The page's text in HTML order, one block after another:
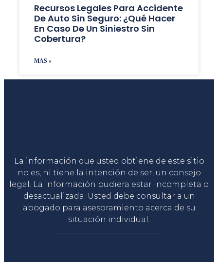
Recursos Legales Para Accidente
De Auto Sin Seguro: ¿Qué Hacer
En Caso De Un Siniestro Sin
Cobertura?
MAS »
La información que usted obtiene de este sitio
no es, ni tiene la intención de ser, un consejo
legal. La información pudiera estar incompleta o
desactualizada. Usted debe consultar a un
abogado para asesoramiento acerca de su
situación individual.